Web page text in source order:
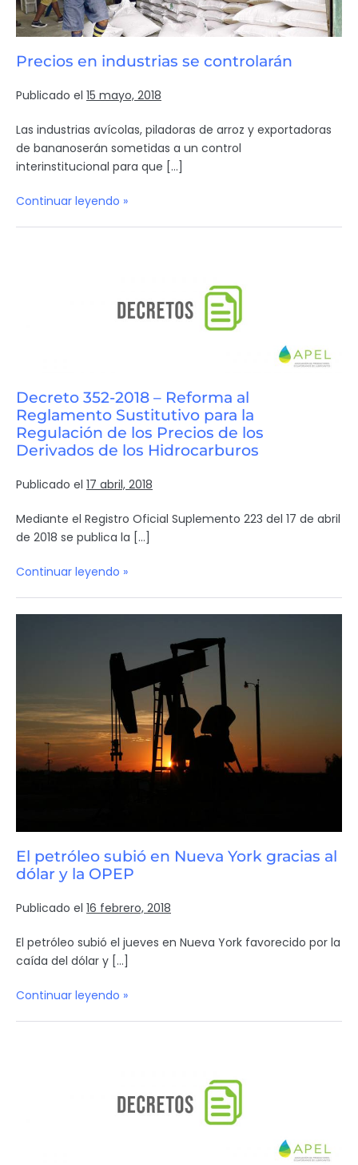
Precios en industrias se controlarán
Publicado el 15 mayo, 2018
Las industrias avícolas, piladoras de arroz y exportadoras
de bananoserán sometidas a un control
interinstitucional para que […]
Continuar leyendo »
Decreto 352-2018 – Reforma al
Reglamento Sustitutivo para la
Regulación de los Precios de los
Derivados de los Hidrocarburos
Publicado el 17 abril, 2018
Mediante el Registro Oficial Suplemento 223 del 17 de abril
de 2018 se publica la […]
Continuar leyendo »
El petróleo subió en Nueva York gracias al
dólar y la OPEP
Publicado el 16 febrero, 2018
El petróleo subió el jueves en Nueva York favorecido por la
caída del dólar y […]
Continuar leyendo »